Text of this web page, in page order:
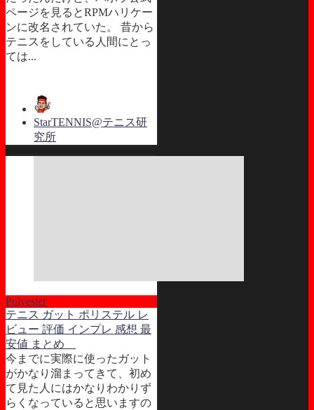
ページを見るとRPMハリケー
ンに改名されていた。 昔から
テニスをしている人間にとっ
ては...
StarTENNIS@テニス研
究所
Polyester
テニス ガット ポリステル レ
ビュー 評価 インプレ 感想 最
安値 まとめ
今までに実際に使ったガット
がかなり溜まってきて、初め
て見た人にはかなりわかりず
らくなっていると思いますの